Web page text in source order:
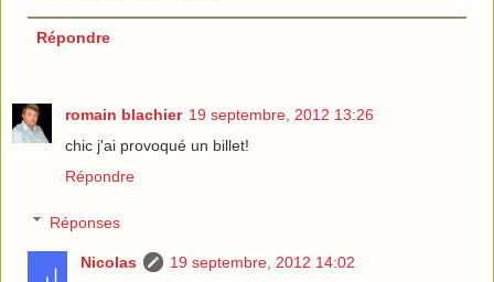
Répondre
romain blachier 19 septembre, 2012 13:26
chic j'ai provoqué un billet!
Répondre
Réponses
Nicolas
19 septembre, 2012 14:02